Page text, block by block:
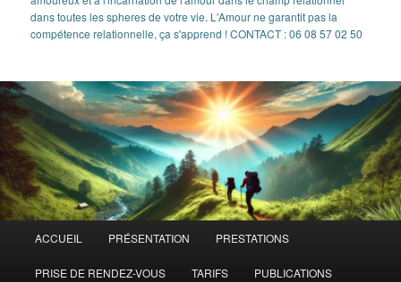
dans toutes les spheres de votre vie. L'Amour ne garantit pas la
compétence relationnelle, ça s'apprend ! CONTACT : 06 08 57 02 50
principal
ACCUEIL PRÉSENTATION PRESTATIONS
PRISE DE RENDEZ-VOUS TARIFS PUBLICATIONS